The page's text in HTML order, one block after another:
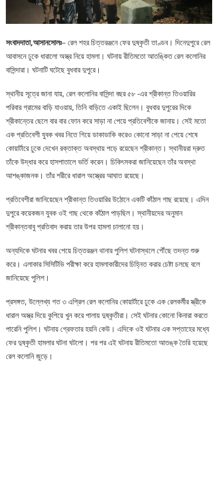
সংবাদদাতা,আসানসোলঃ– রেল শহর চিত্তরঞ্জনে ফের দুষ্কৃতী তাণ্ডব। দিনেদুপুরে রেল
আবাসনে ঢুকে ধারালো অস্ত্র নিয়ে হামলা। ঘটনায় রীতিমতো আতঙ্কিত রেল কলোনির
বাসিন্দারা। ঘটনাটি ঘটেছে বুধবার দুপুরে।
স্থানীয় সূত্রে জানা যায়, রেল কলোনির বাসিন্দা বছর ৫৮ -এর শ্রীকান্ত তিওয়ারির
পরিবার গ্রামের বাড়ি যাওয়ায়, তিনি বাড়িতে একাই ছিলেন। বুধবার দুপুরের দিকে
শ্রীকান্তের ছেলে বার বার ফোন করে সাড়া না পেয়ে প্রতিবেশীকে জানায়। সেই মতো
এক প্রতিবেশী যুবক খবর নিতে গিয়ে ডাকাডাকি করেও কোনো সাড়া না পেয়ে শেষে
কোয়ার্টারে ঢুকে দেখেন রক্তাক্ত অবস্থায় পড়ে রয়েছেন শ্রীকান্ত। স্থানীয়রা দ্রুত
তাঁকে উদ্ধার করে হাসপাতালে ভর্তি করেন। চিকিৎসকরা জানিয়েছেন তাঁর অবস্থা
আশঙ্কাজনক। তাঁর শরীরে ধারাল অস্ত্রের আঘাত রয়েছে।
প্রতিবেশীরা জানিয়েছেন শ্রীকান্ত তিওয়ারির উঠোনে একটি কাঁঠাল গাছ রয়েছে। এদিন
দুপুরে কয়েকজন যুবক ওই গাছ থেকে কাঁঠাল পাড়ছিল। স্থানীয়দের অনুমান
শ্রীকান্তবাবু প্রতিবাদ করায় তার উপর হামলা চালানো হয়।
অন্যদিকে ঘটনার খবর পেয়ে চিত্তরঞ্জন থানার পুলিশ ঘটনাস্থলে পৌঁছে তদন্ত শুরু
করে। এলাকার সিসিটিভি পরীক্ষা করে হামলাকারীদের চিহ্নিত করার চেষ্টা চলছে বলে
জানিয়েছে পুলিশ।
প্রসঙ্গত, উল্লেখ্য গত ৩ এপ্রিল রেল কলোনির কোয়ার্টারে ঢুকে এক রেলকর্মীর স্ত্রীকে
ধারাল অস্ত্র দিয়ে কুপিয়ে খুন করে পালায় দুষ্কৃতীরা। সেই ঘটনার কোনো কিনারা করতে
পারেনি পুলিশ। ঘটনায় গ্রেফতার হয়নি কেউ। এদিকে ওই ঘটনার এক সপ্তাহের মধ্যে
ফের দুষ্কৃতী হামলার ঘটনা ঘটলো। পর পর এই ঘটনায় রীতিমতো আতঙ্ক তৈরি হয়েছে
রেল কলোনি জুড়ে।